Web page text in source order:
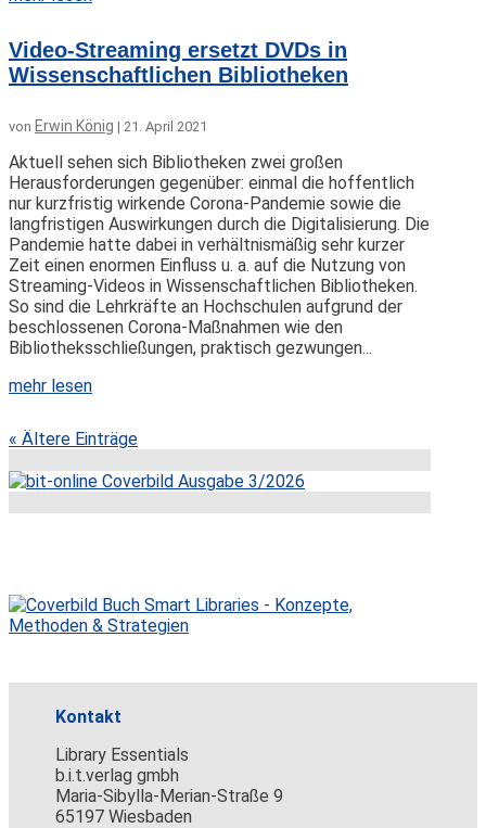
Video-Streaming ersetzt DVDs in
Wissenschaftlichen Bibliotheken
von Erwin König | 21. April 2021
Aktuell sehen sich Bibliotheken zwei großen
Herausforderungen gegenüber: einmal die hoffentlich
nur kurzfristig wirkende Corona-Pandemie sowie die
langfristigen Auswirkungen durch die Digitalisierung. Die
Pandemie hatte dabei in verhältnismäßig sehr kurzer
Zeit einen enormen Einfluss u. a. auf die Nutzung von
Streaming-Videos in Wissenschaftlichen Bibliotheken.
So sind die Lehrkräfte an Hochschulen aufgrund der
beschlossenen Corona-Maßnahmen wie den
Bibliotheksschließungen, praktisch gezwungen...
mehr lesen
« Ältere Einträge
Kontakt
Library Essentials
b.i.t.verlag gmbh
Maria-Sibylla-Merian-Straße 9
65197 Wiesbaden